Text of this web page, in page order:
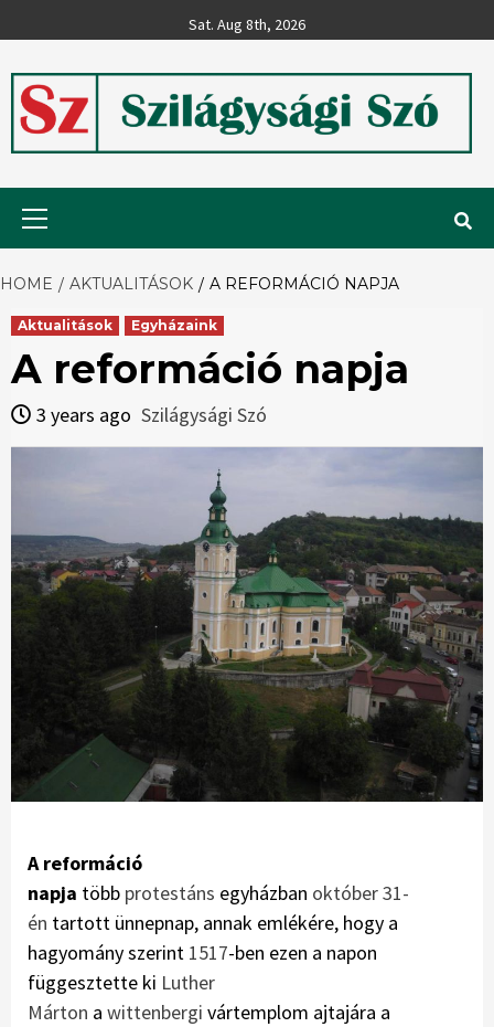
to
Sat. Aug 8th, 2026
Szilágysági
Szó
HOME AKTUALITÁSOK A REFORMÁCIÓ NAPJA
Aktualitások Egyházaink
A reformáció napja
3 years ago Szilágysági Szó
A reformáció
napja több protestáns egyházban október 31-
én tartott ünnepnap, annak emlékére, hogy a
hagyomány szerint 1517-ben ezen a napon
függesztette ki Luther
Márton a wittenbergi vártemplom ajtajára a